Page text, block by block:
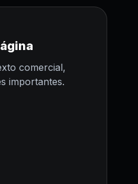
comercial,
importantes.